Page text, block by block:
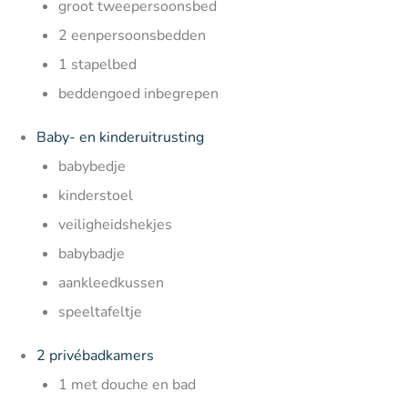
groot tweepersoonsbed
2 eenpersoonsbedden
1 stapelbed
beddengoed inbegrepen
Baby- en kinderuitrusting
babybedje
kinderstoel
veiligheidshekjes
babybadje
aankleedkussen
speeltafeltje
2 privébadkamers
1 met douche en bad